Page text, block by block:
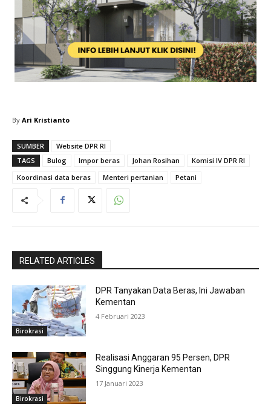
By Ari Kristianto
SUMBER
Website DPR RI
TAGS
Bulog Impor beras Johan Rosihan
Komisi IV DPR RI
Koordinasi data beras
Menteri pertanian Petani
RELATED ARTICLES
Birokrasi
DPR Tanyakan Data Beras, Ini Jawaban
Kementan
4 Februari 2023
Birokrasi
Realisasi Anggaran 95 Persen, DPR
Singgung Kinerja Kementan
17 Januari 2023